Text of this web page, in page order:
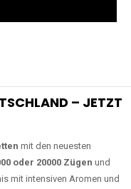
– JETZT
mit den neuesten
oder 20000 Zügen und
mit intensiven Aromen und